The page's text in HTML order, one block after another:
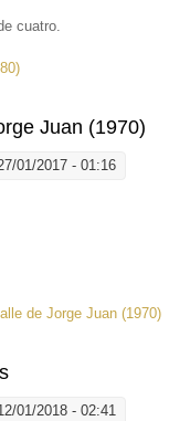
cuatro.
Juan (1970)
01/2017 - 01:16
de Jorge Juan (1970)
01/2018 - 02:41